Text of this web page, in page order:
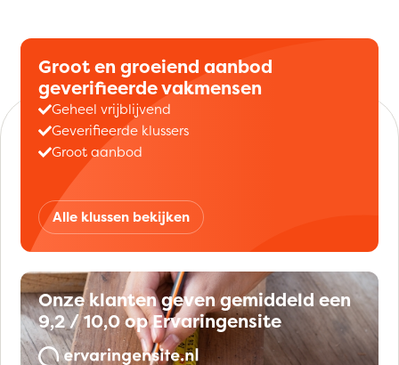
Groot en groeiend aanbod
geverifieerde vakmensen
Geheel vrijblijvend
Geverifieerde klussers
Groot aanbod
Alle klussen bekijken
Onze klanten geven gemiddeld een
9,2 / 10,0 op Ervaringensite